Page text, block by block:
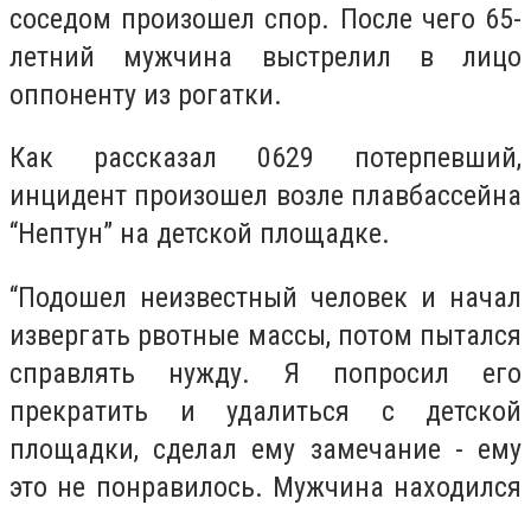
соседом произошел спор. После чего 65-
летний мужчина выстрелил в лицо
оппоненту из рогатки.
Как рассказал 0629 потерпевший,
инцидент произошел возле плавбассейна
“Нептун” на детской площадке.
“Подошел неизвестный человек и начал
извергать рвотные массы, потом пытался
справлять нужду. Я попросил его
прекратить и удалиться с детской
площадки, сделал ему замечание - ему
это не понравилось. Мужчина находился